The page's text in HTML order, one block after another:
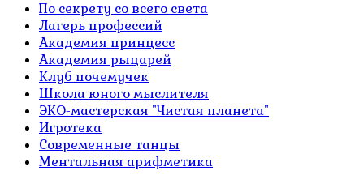
По секрету со всего света
Лагерь профессий
Академия принцесс
Академия рыцарей
Клуб почемучек
Школа юного мыслителя
ЭКО-мастерская "Чистая планета"
Игротека
Современные танцы
Ментальная арифметика